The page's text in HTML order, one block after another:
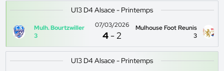
U13 D4 Alsace - Printemps
Mulh. Bourtzwiller
3
07/03/2026
4 -2
Mulhouse Foot Reunis
3
U13 D4 Alsace - Printemps